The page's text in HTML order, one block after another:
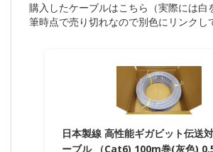
購入したケーブルはこちら（実際には白
筆時点で売り切れなので別色にリンクし
日本製線 高性能ギガビット伝送
ーブル （Cat6) 100m巻(灰色)